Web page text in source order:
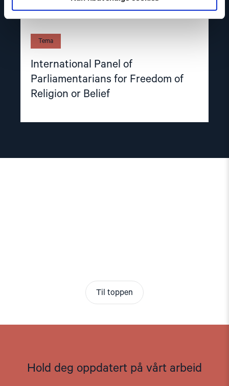
Tema
International Panel of
Parliamentarians for Freedom of
Religion or Belief
Til toppen
Hold deg oppdatert på vårt arbeid